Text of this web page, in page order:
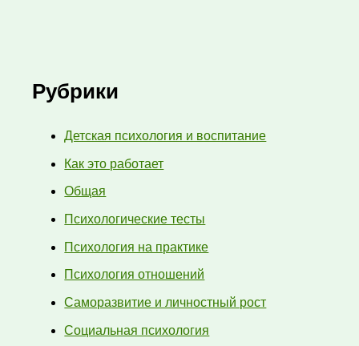
Рубрики
Детская психология и воспитание
Как это работает
Общая
Психологические тесты
Психология на практике
Психология отношений
Саморазвитие и личностный рост
Социальная психология